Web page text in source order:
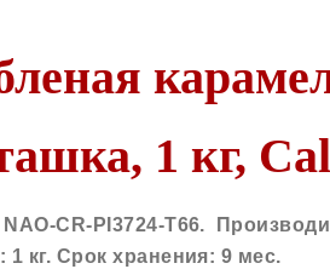
1 кг,
NAO-CR-PI3724-T66.
1 кг. Срок хранения: 9 мес.